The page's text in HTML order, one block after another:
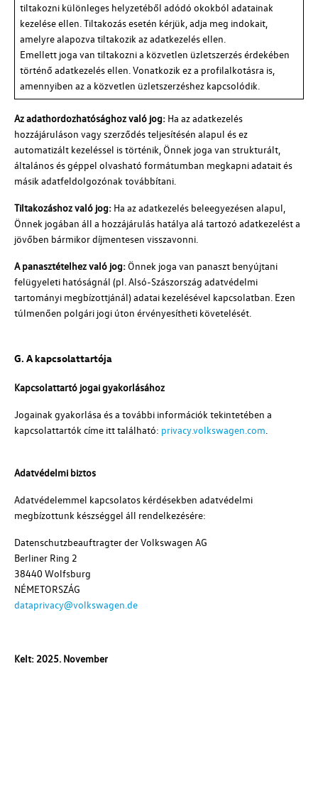
tiltakozni különleges helyzetéből adódó okokból adatainak
kezelése ellen. Tiltakozás esetén kérjük, adja meg indokait,
amelyre alapozva tiltakozik az adatkezelés ellen.
Emellett joga van tiltakozni a közvetlen üzletszerzés érdekében
történő adatkezelés ellen. Vonatkozik ez a profilalkotásra is,
amennyiben az a közvetlen üzletszerzéshez kapcsolódik.
Az adathordozhatósághoz való jog: Ha az adatkezelés
hozzájáruláson vagy szerződés teljesítésén alapul és ez
automatizált kezeléssel is történik, Önnek joga van strukturált,
általános és géppel olvasható formátumban megkapni adatait és
másik adatfeldolgozónak továbbítani.
Tiltakozáshoz való jog: Ha az adatkezelés beleegyezésen alapul,
Önnek jogában áll a hozzájárulás hatálya alá tartozó adatkezelést a
jövőben bármikor díjmentesen visszavonni.
A panasztételhez való jog: Önnek joga van panaszt benyújtani
felügyeleti hatóságnál (pl.Alsó-Szászország adatvédelmi
tartományi megbízottjánál) adatai kezelésével kapcsolatban. Ezen
túlmenően polgári jogi úton érvényesítheti követelését.
G. A kapcsolattartója
Kapcsolattartó jogai gyakorlásához
Jogainak gyakorlása és a további információk tekintetében a
kapcsolattartók címe itt található: privacy.volkswagen.com
Adatvédelmi biztos
Adatvédelemmel kapcsolatos kérdésekben adatvédelmi
megbízottunk készséggel áll rendelkezésére:
Datenschutzbeauftragter derVolkswagen AG
Berliner Ring 2
38440 Wolfsburg
NÉMETORSZÁG
dataprivacy@volkswagen.de
Kelt: 2025. November